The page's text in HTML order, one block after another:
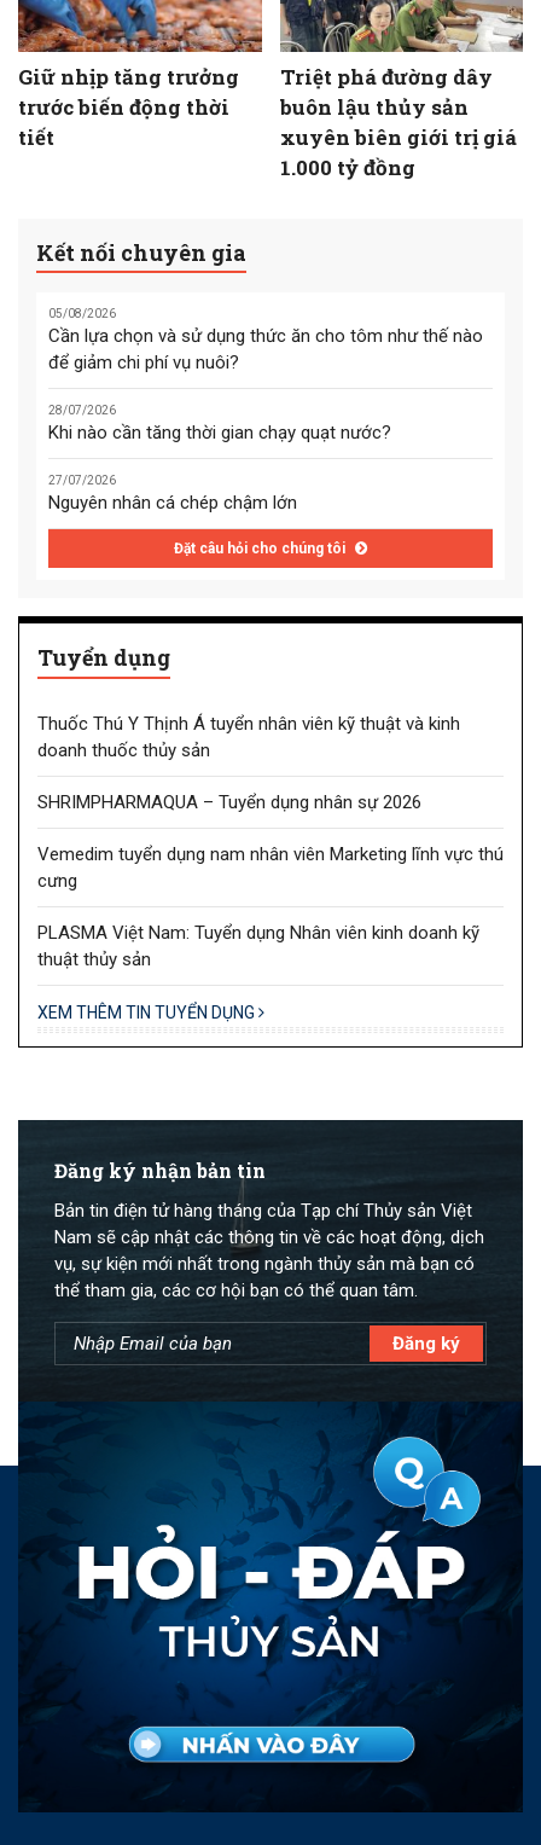
Giữ nhịp tăng trưởng
trước biến động thời
tiết
Triệt phá đường dây
buôn lậu thủy sản
xuyên biên giới trị giá
1.000 tỷ đồng
Kết nối chuyên gia
05/08/2026
Cần lựa chọn và sử dụng thức ăn cho tôm như thế nào
để giảm chi phí vụ nuôi?
28/07/2026
Khi nào cần tăng thời gian chạy quạt nước?
27/07/2026
Nguyên nhân cá chép chậm lớn
Đặt câu hỏi cho chúng tôi
Tuyển dụng
Thuốc Thú Y Thịnh Á tuyển nhân viên kỹ thuật và kinh
doanh thuốc thủy sản
SHRIMPHARMAQUA – Tuyển dụng nhân sự 2026
Vemedim tuyển dụng nam nhân viên Marketing lĩnh vực thú
cưng
PLASMA Việt Nam: Tuyển dụng Nhân viên kinh doanh kỹ
thuật thủy sản
XEM THÊM TIN TUYỂN DỤNG
Đăng ký nhận bản tin
Bản tin điện tử hàng tháng của Tạp chí Thủy sản Việt
Nam sẽ cập nhật các thông tin về các hoạt động, dịch
vụ, sự kiện mới nhất trong ngành thủy sản mà bạn có
thể tham gia, các cơ hội bạn có thể quan tâm.